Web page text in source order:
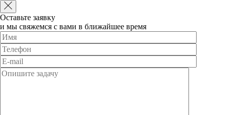
Оставьте заявку
и мы свяжемся с вами в ближайшее время